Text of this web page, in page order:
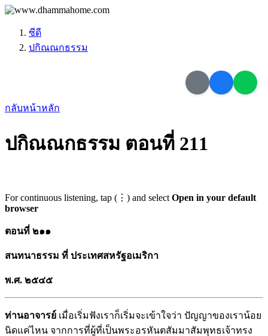
ซีดี
ปกิณณกธรรม
กลับหน้าหลัก
ปกิณณกธรรม ตอนที่ 211
For continuous listening, tap (⋮) and select Open in your default
browser
ตอนที่ ๒๑๑
สนทนาธรรม ที่ ประเทศสหรัฐอเมริกา
พ.ศ. ๒๕๔๕
ท่านอาจารย์ เมื่อเริ่มฟังเราก็เริ่มจะเข้าใจว่า ปัญญาของเราน้อย
นิดแค่ไหน จากการที่ผู้ที่เป็นพระอรหันตสัมมาสัมพุทธเจ้าทรง